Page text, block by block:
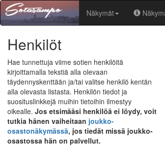
Näkymät
Henkilöt
Hae tunnettuja viime sotien henkilöitä
kirjoittamalla tekstiä alla olevaan
täydennyskenttään ja/tai valitse henkilö kentän
alla olevasta listasta. Henkilön tiedot ja
suosituslinkkejä muihin tietoihin ilmestyy
oikealle. Jos etsimääsi henkilöä ei löydy, voit
tutkia hänen vaiheitaan joukko-
osastonäkymässä, jos tiedät missä joukko-
osastossa hän on palvellut.